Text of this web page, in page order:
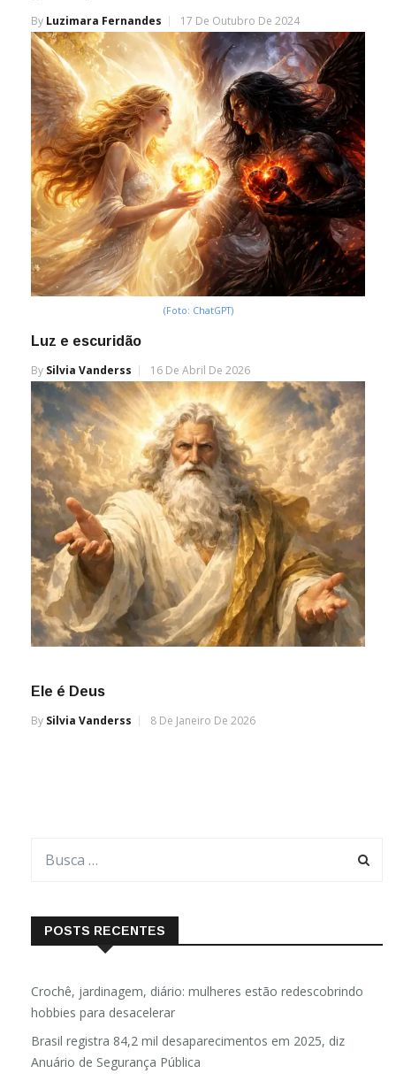
By Luzimara Fernandes 17 De Outubro De 2024
(Foto: ChatGPT)
Luz e escuridão
By Silvia Vanderss 16 De Abril De 2026
Ele é Deus
By Silvia Vanderss 8 De Janeiro De 2026
POSTS RECENTES
Crochê, jardinagem, diário: mulheres estão redescobrindo
hobbies para desacelerar
Brasil registra 84,2 mil desaparecimentos em 2025, diz
Anuário de Segurança Pública